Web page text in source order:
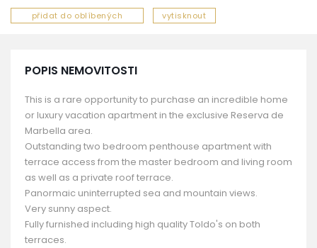
přidat do oblíbených vytisknout
POPIS NEMOVITOSTI
This is a rare opportunity to purchase an incredible home
or luxury vacation apartment in the exclusive Reserva de
Marbella area.
Outstanding two bedroom penthouse apartment with
terrace access from the master bedroom and living room
as well as a private roof terrace.
Panormaic uninterrupted sea and mountain views.
Very sunny aspect.
Fully furnished including high quality Toldo's on both
terraces.